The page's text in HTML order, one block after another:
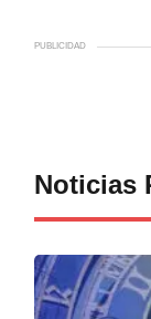
PUBLICIDAD
Noticias